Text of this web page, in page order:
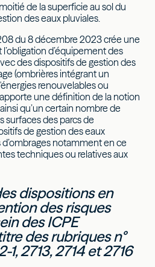
de la superficie au sol du
des eaux pluviales.
du 8 décembre 2023 crée une
d’équipement des
des dispositifs de gestion des
(ombrières intégrant un
renouvelables ou
une définition de la notion
qu’un certain nombre de
surfaces des parcs de
de gestion des eaux
notamment en ce
techniques ou relatives aux
dispositions en
des risques
des ICPE
des rubriques n°
1, 2713, 2714 et 2716